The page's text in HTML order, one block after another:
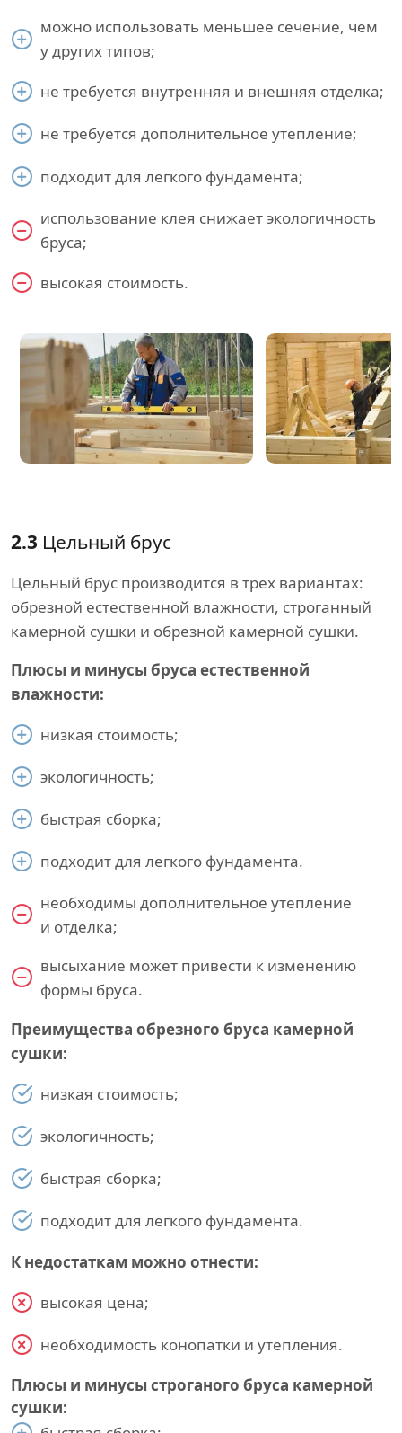
можно использовать меньшее сечение, чем
у других типов;
не требуется внутренняя и внешняя отделка;
не требуется дополнительное утепление;
подходит для легкого фундамента;
использование клея снижает экологичность
бруса;
высокая стоимость.
2.3 Цельный брус
Цельный брус производится в трех вариантах:
обрезной естественной влажности, строганный
камерной сушки и обрезной камерной сушки.
Плюсы и минусы бруса естественной
влажности:
низкая стоимость;
экологичность;
быстрая сборка;
подходит для легкого фундамента.
необходимы дополнительное утепление
и отделка;
высыхание может привести к изменению
формы бруса.
Преимущества обрезного бруса камерной
сушки:
низкая стоимость;
экологичность;
быстрая сборка;
подходит для легкого фундамента.
К недостаткам можно отнести:
высокая цена;
необходимость конопатки и утепления.
Плюсы и минусы строганого бруса камерной
сушки: